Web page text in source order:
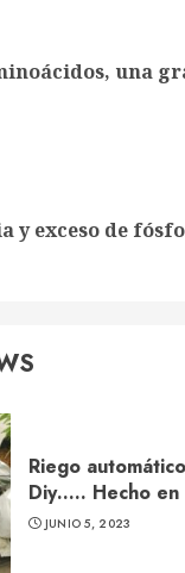
una
y exceso de
Riego
Diy….. Hecho en
JUNIO 5, 2023